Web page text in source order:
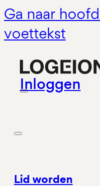
Ga naar
voettekst
Inloggen
Lid worden